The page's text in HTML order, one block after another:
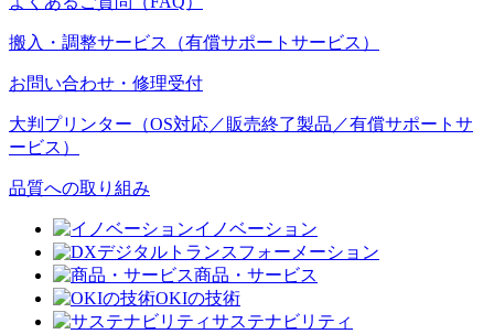
搬入・調整サービス（有償サポートサービス）
お問い合わせ・修理受付
大判プリンター（OS対応／販売終了製品／有償サポートサ
ービス）
品質への取り組み
イノベーション
デジタルトランスフォーメーション
商品・サービス
OKIの技術
サステナビリティ